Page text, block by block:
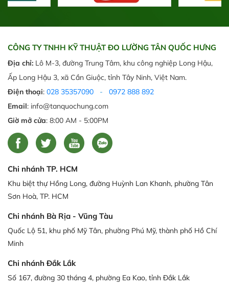
CÔNG TY TNHH KỸ THUẬT ĐO LƯỜNG TÂN QUỐC HƯNG
Địa chỉ: Lô M-3, đường Trung Tâm, khu công nghiệp Long Hậu,
Ấp Long Hậu 3, xã Cần Giuộc, tỉnh Tây Ninh, Việt Nam.
Điện thoại: 028 35357090 -
0972 888 892
Email: info@tanquochung.com
Giờ mở cửa: 8:00 AM - 5:00PM
Chi nhánh TP. HCM
Khu biệt thự Hồng Long, đường Huỳnh Lan Khanh, phường Tân
Sơn Hoà, TP. HCM
Chi nhánh Bà Rịa - Vũng Tàu
Quốc Lộ 51, khu phố Mỹ Tân, phường Phú Mỹ, thành phố Hồ Chí
Minh
Chi nhánh Đắk Lắk
Số 167, đường 30 tháng 4, phường Ea Kao, tỉnh Đắk Lắk